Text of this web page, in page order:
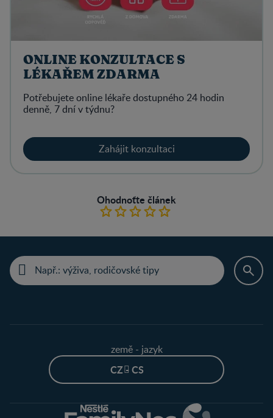
ONLINE KONZULTACE S
LÉKAŘEM ZDARMA
Potřebujete online lékaře dostupného 24 hodin
denně, 7 dní v týdnu?
Zahájit konzultaci
Ohodnoťte článek
země - jazyk
CZ - CS